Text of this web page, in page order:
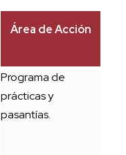
Área de Acción
Programa de
prácticas y
pasantías.